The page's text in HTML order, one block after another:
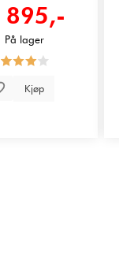
895,-
På lager
Kjøp